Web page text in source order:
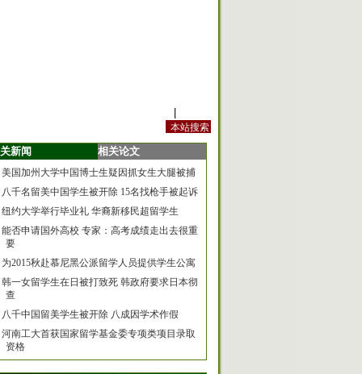
新闻 相关论文
美国加州大学中国博士生疑因抓女生大腿被捕
八千名留美中国学生被开除 15名找枪手被起诉
纽约大学举行毕业礼 华裔新移民超留学生
能否申请国外高校 专家：高考成绩走出去很重
要
为2015秋赴慕尼黑公派留学人员提供学生公寓
韩一女留学生在日被打致死 韩政府要求日本彻
查
八千中国留美学生被开除 八成因学术作假
河南工大首获国家留学基金委专项类项目录取
资格